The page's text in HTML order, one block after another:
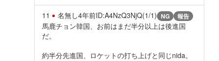
11 名無し4年前ID:A4NzQ3NjQ(1/1) NG 報告
馬鹿チョン韓国、お前はまだ半分以上は後進国
だ。
約半分先進国、ロケットの打ち上げと同じnida。